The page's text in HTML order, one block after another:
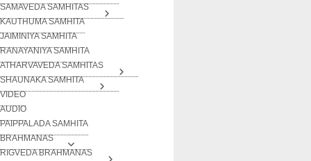
SAMAVEDA SAMHITAS
KAUTHUMA SAMHITA
JAIMINIYA SAMHITA
RANAYANIYA SAMHITA
ATHARVAVEDA SAMHITAS
SHAUNAKA SAMHITA
VIDEO
AUDIO
PAIPPALADA SAMHITA
BRAHMANAS
RIGVEDA BRAHMANAS